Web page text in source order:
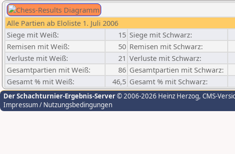
Alle Partien ab Eloliste 1. Juli 2006
Siege mit Weiß:
15 Siege mit Schwarz:
Remisen mit Weiß:
50 Remisen mit Schwarz:
Verluste mit Weiß:
21 Verluste mit Schwarz:
Gesamtpartien mit Weiß:
86 Gesamtpartien mit Schwarz:
Gesamt % mit Weiß:
46,5 Gesamt % mit Schwarz:
Der Schachturnier-Ergebnis-Server© 2006-2026 Heinz Herzog, CMS-
Impressum / Nutzungsbedingungen